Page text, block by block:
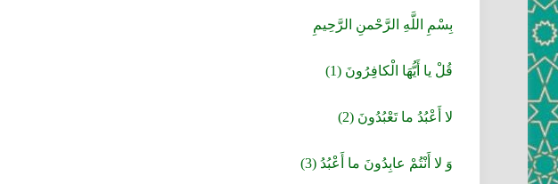
بِسْمِ اللَّهِ الرَّحْمنِ الرَّحِيمِ‏
قُلْ يا أَيُّهَا الْكافِرُونَ (1)
لا أَعْبُدُ ما تَعْبُدُونَ (2)
وَ لا أَنْتُمْ عابِدُونَ ما أَعْبُدُ (3)